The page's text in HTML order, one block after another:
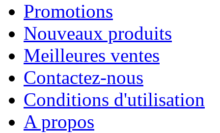
Promotions
Nouveaux produits
Meilleures ventes
Contactez-nous
Conditions d'utilisation
A propos